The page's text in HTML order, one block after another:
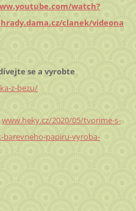
watch?
clanek/videona
se a vyrobte
z-bezu/
www.heky.cz/2020/05/tvorime-s-
barevneho-papiru-vyroba-